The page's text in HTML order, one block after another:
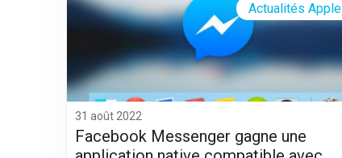
31 août 2022
Facebook Messenger gagne une
Actualités Apple